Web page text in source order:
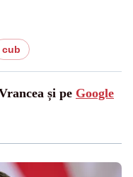
cub
și pe Google